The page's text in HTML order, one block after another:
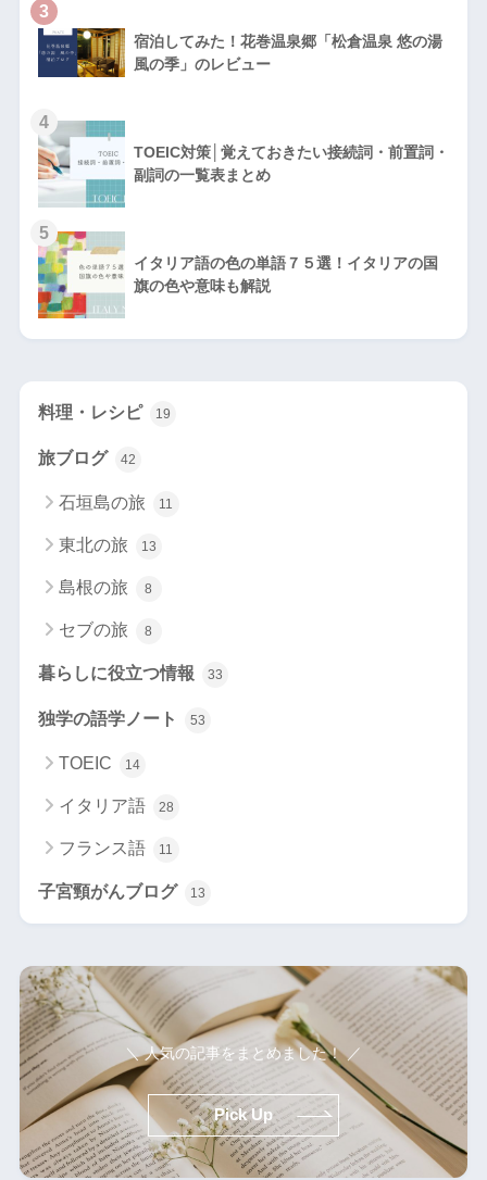
3
宿泊してみた！花巻温泉郷「松倉温泉 悠の湯
風の季」のレビュー
4
TOEIC対策│覚えておきたい接続詞・前置詞・
副詞の一覧表まとめ
5
イタリア語の色の単語７５選！イタリアの国
旗の色や意味も解説
料理・レシピ 19
旅ブログ 42
石垣島の旅 11
東北の旅 13
島根の旅 8
セブの旅 8
暮らしに役立つ情報 33
独学の語学ノート 53
TOEIC 14
イタリア語 28
フランス語 11
子宮頸がんブログ 13
＼ 人気の記事をまとめました！ ／
Pick Up